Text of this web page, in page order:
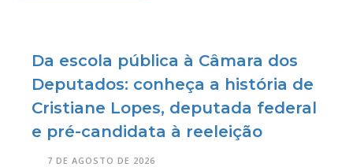
Da escola pública à Câmara dos
Deputados: conheça a história de
Cristiane Lopes, deputada federal
e pré-candidata à reeleição
7 DE AGOSTO DE 2026